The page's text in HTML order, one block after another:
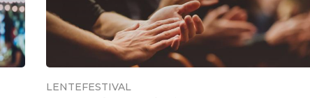
LENTEFESTIVAL